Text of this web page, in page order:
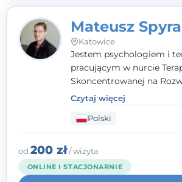
Mateusz Spyra
Katowice
Jestem psychologiem i
pracującym w nurcie
Skoncentrowanej na
Towarzyszę młodzieży i
empatią, zrozumieniem i
Daję przestrzeń do bycia
w każdym człowieku jest
Czytaj więcej
Polski
od 200 zł/ wizyta
ONLINE I STACJONARNIE